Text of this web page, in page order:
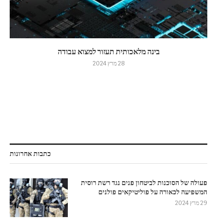
בינה מלאכותית תעזור למצוא עבודה
28 מרץ 2024
כתבות אחרונות
פעולה של הסוכנות לביטחון פנים נגד רשת רוסית
המשפיעה לכאורה על פוליטיקאים פולנים
29 מרץ 2024